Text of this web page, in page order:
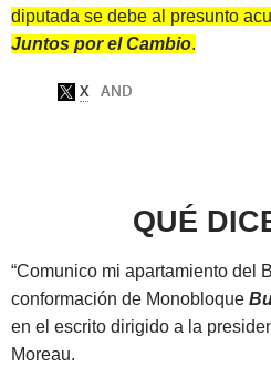
diputada se debe al presunto
Juntos por el Cambio.
QUÉ
“Comunico mi apartamiento del
conformación de Monobloque
en el escrito dirigido a la
Moreau.